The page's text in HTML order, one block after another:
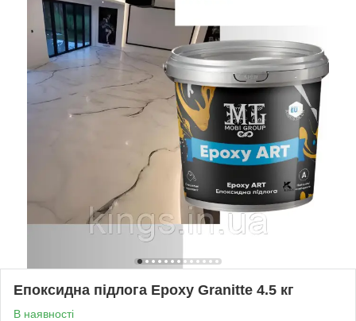
Епоксидна підлога Epoxy Granitte 4.5 кг
В наявності